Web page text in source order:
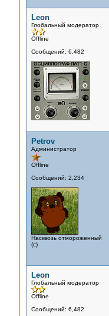
Leon
Глобальный модератор
Offline
Сообщений: 6,482
Petrov
Администратор
Offline
Сообщений: 2,234
Насквозь отмороженный
(с)
Leon
Глобальный модератор
Offline
Сообщений: 6,482